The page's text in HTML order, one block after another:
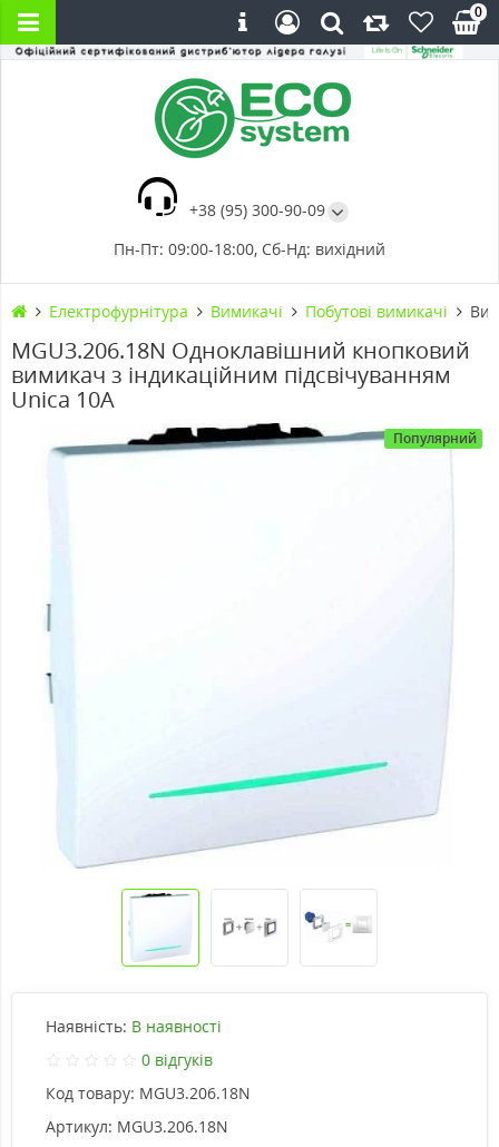
+38 (95) 300-90-09
Пн-Пт: 09:00-18:00, Сб-Нд: вихідний
0
Електрофурнітура Вимикачі Побутові вимикачі
MGU3.206.18N Одноклавішний кнопковий
вимикач з індикаційним підсвічуванням
Unica 10А
Популярний
Наявність: В наявності
0 відгуків
Код товару: MGU3.206.18N
Артикул: MGU3.206.18N